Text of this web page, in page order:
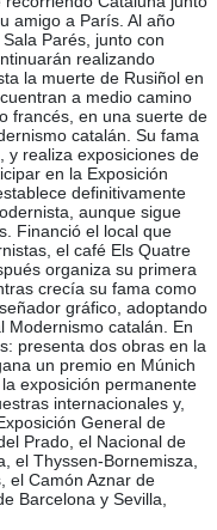
amigo a París. Al año
Parés, junto con
realizando
la muerte de Rusiñol en
a medio camino
francés, en una suerte de
catalán. Su fama
y realiza exposiciones de
en la Exposición
definitivamente
aunque sigue
Financió el local que
el café Els Quatre
organiza su primera
crecía su fama como
gráfico, adoptando
Modernismo catalán. En
presenta dos obras en la
un premio en Múnich
exposición permanente
internacionales y,
General de
Prado, el Nacional de
el Thyssen-Bornemisza,
el Camón Aznar de
Barcelona y Sevilla,